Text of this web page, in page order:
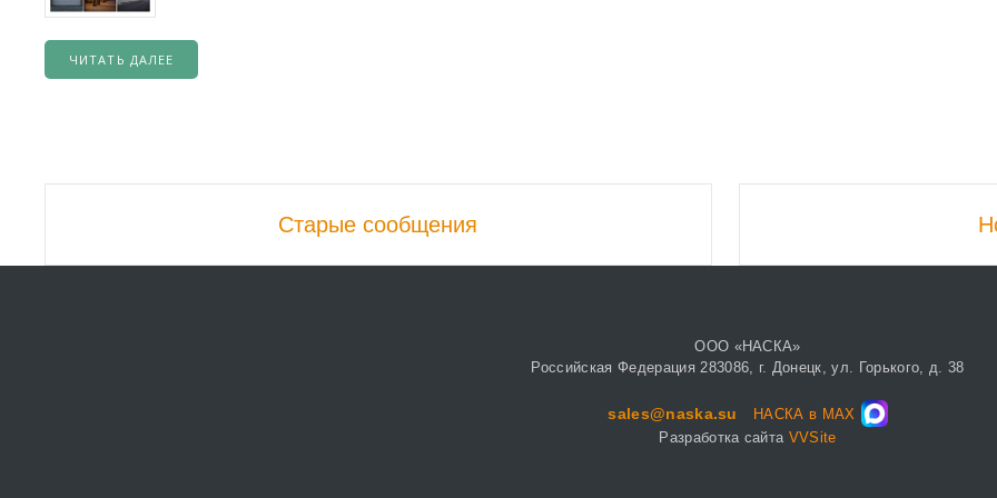
ЧИТАТЬ ДАЛЕЕ
Старые сообщения
ООО «НАСКА»
Российская Федерация 283086, г. Донецк, ул. Горького, д. 38
sales@naska.su
НАСКА в MAX
Разработка сайта VVSite